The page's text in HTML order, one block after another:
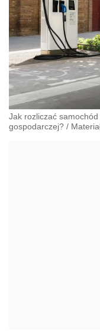
Jak rozliczać
gospodarczej? /